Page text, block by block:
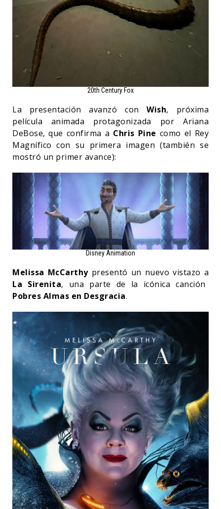
20th Century Fox
La presentación avanzó conWish, próxima
película animada protagonizada por Ariana
DeBose, que confirma a Chris Pine como el Rey
Magnífico con su primera imagen (también se
mostró un primer avance):
Disney Animation
Melissa McCarthypresentó un nuevo vistazo a
La Sirenita, una parte de la icónica canción
Pobres Almas en Desgracia.